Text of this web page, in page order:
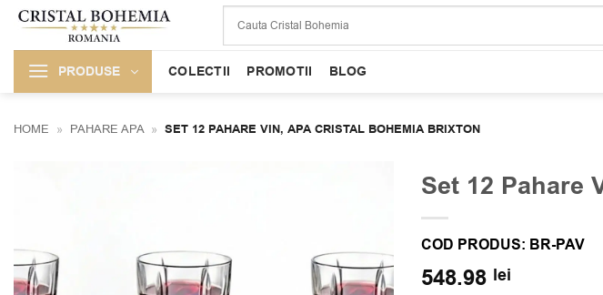
Skip
content
PRODUSE COLECTII PROMOTII BLOG
HOME » PAHARE APA » SET 12 PAHARE VIN, APA CRISTAL BOHEMIA BRIXTON
Set 12 Pahare
COD PRODUS: BR-PAV
548.98 lei